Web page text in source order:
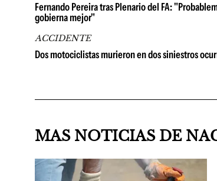
Fernando Pereira tras Plenario del FA:
gobierna mejor"
ACCIDENTE
Dos motociclistas murieron en dos siniestros
MAS NOTICIAS DE